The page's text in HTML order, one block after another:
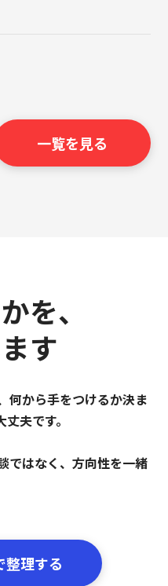
一覧を見る
を、
す
何から手をつけるか決ま
夫です。
ではなく、方向性を一緒
整理する